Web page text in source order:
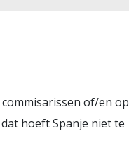
of/en op
hoeft Spanje niet te